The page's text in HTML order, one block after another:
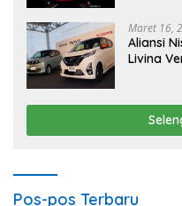
Maret 16,
Aliansi
Livina
Pos-pos Terbaru